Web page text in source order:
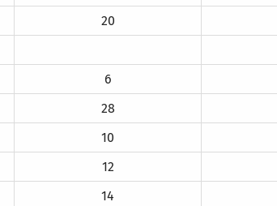
20
6
28
10
12
14